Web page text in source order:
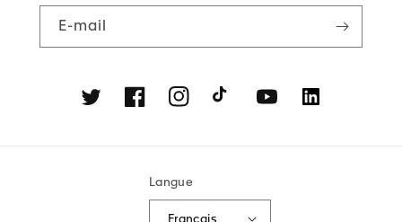
E-mail
Twitter FacebookInstagramTikTok YouTubeLinkedin
Langue
Français